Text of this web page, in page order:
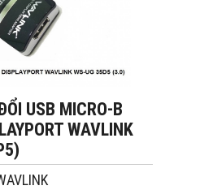
USB MICRO-B
WAVLINK